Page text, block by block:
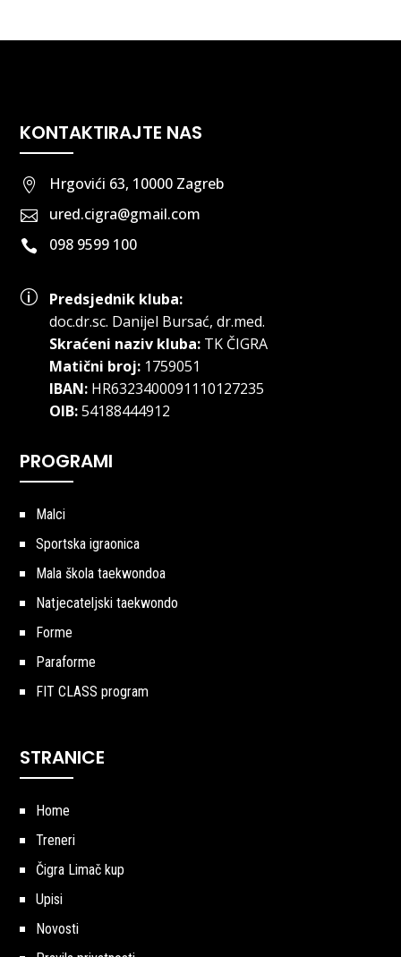
KONTAKTIRAJTE NAS
 Hrgovići 63, 10000 Zagreb
 ured.cigra@gmail.com
 098 9599 100
p
Predsjednik kluba:
doc.dr.sc. Danijel Bursać, dr.med.
Skraćeni naziv kluba:TK ČIGRA
Matični broj:1759051
IBAN:HR6323400091110127235
OIB:54188444912
PROGRAMI
Malci
Sportska igraonica
Mala škola taekwondoa
Natjecateljski taekwondo
Forme
Paraforme
FIT CLASS program
STRANICE
Home
Treneri
Čigra Limač kup
Upisi
Novosti